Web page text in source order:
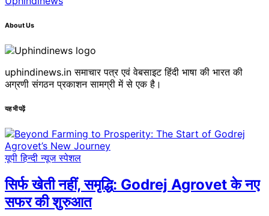
About Us
uphindinews.in समाचार पत्र एवं वेबसाइट हिंदी भाषा की भारत की
अग्रणी संगठन प्रकाशन सामग्री में से एक है।
यह भी पढ़ें
यूपी हिन्दी न्यूज स्पेशल
सिर्फ खेती नहीं, समृद्धि: Godrej Agrovet के नए
सफर की शुरुआत